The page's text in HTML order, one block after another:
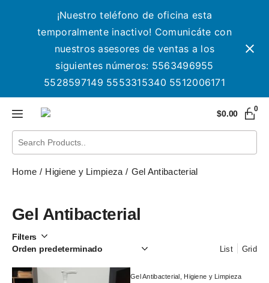
¡Nuestro teléfono de oficina esta
temporalmente inactivo! Comunicáte con
nuestros asesores de ventas a los
siguientes números: 5563496955
5528597149 5553315340 5512006171
$0.00
0
Home Higiene y Limpieza Gel Antibacterial
Gel Antibacterial
Filters
List Grid
Gel Antibacterial Higiene y Limpieza